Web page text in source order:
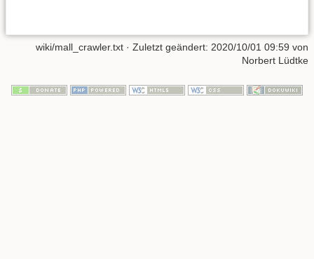
wiki/mall_crawler.txt · Zuletzt geändert: 2020/10/01 09:59 von
Norbert Lüdtke